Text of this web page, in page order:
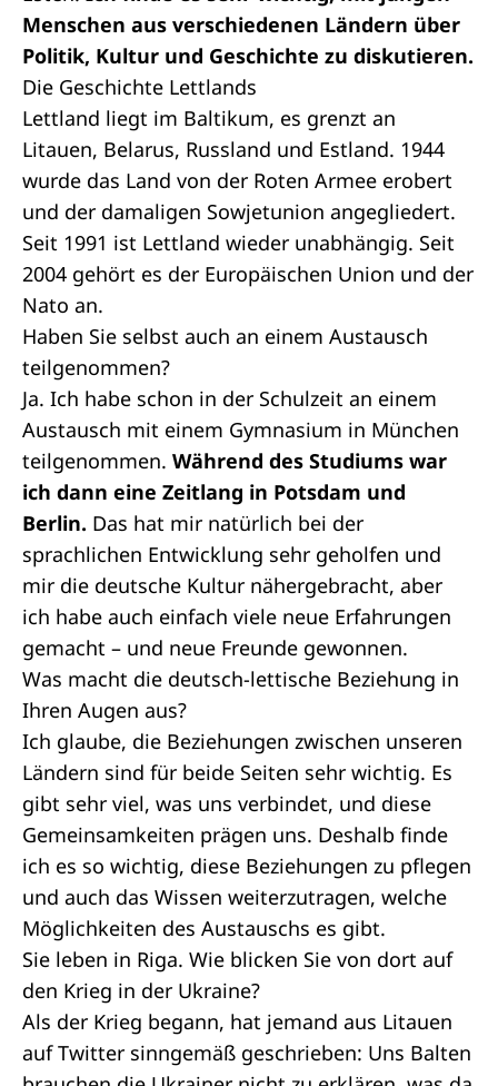
Menschen aus verschiedenen Ländern über
Politik, Kultur und Geschichte zu diskutieren.
Die Geschichte Lettlands
Lettland liegt im Baltikum, es grenzt an
Litauen, Belarus, Russland und Estland. 1944
wurde das Land von der Roten Armee erobert
und der damaligen Sowjetunion angegliedert.
Seit 1991 ist Lettland wieder unabhängig. Seit
2004 gehört es der Europäischen Union und der
Nato an.
Haben Sie selbst auch an einem Austausch
teilgenommen?
Ja. Ich habe schon in der Schulzeit an einem
Austausch mit einem Gymnasium in München
teilgenommen. Während des Studiums war
ich dann eine Zeitlang in Potsdam und
Berlin. Das hat mir natürlich bei der
sprachlichen Entwicklung sehr geholfen und
mir die deutsche Kultur nähergebracht, aber
ich habe auch einfach viele neue Erfahrungen
gemacht – und neue Freunde gewonnen.
Was macht die deutsch-lettische Beziehung in
Ihren Augen aus?
Ich glaube, die Beziehungen zwischen unseren
Ländern sind für beide Seiten sehr wichtig. Es
gibt sehr viel, was uns verbindet, und diese
Gemeinsamkeiten prägen uns. Deshalb finde
ich es so wichtig, diese Beziehungen zu pflegen
und auch das Wissen weiterzutragen, welche
Möglichkeiten des Austauschs es gibt.
Sie leben in Riga. Wie blicken Sie von dort auf
den Krieg in der Ukraine?
Als der Krieg begann, hat jemand aus Litauen
auf Twitter sinngemäß geschrieben: Uns Balten